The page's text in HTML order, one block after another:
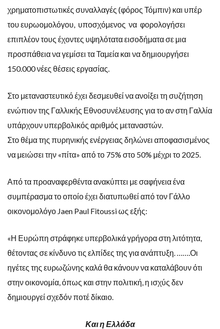
χρηματοπιστωτικές συναλλαγές (φόρος Τόμπιν) και υπέρ
του ευρωομολόγου, υποσχόμενος να φορολογήσει
επιπλέον τους έχοντες υψηλότατα εισοδήματα σε μια
προσπάθεια να γεμίσει τα Ταμεία και να δημιουργήσει
150.000 νέες θέσεις εργασίας.
Στο μεταναστευτικό έχει δεσμευθεί να ανοίξει τη συζήτηση
ενώπιον της Γαλλικής Εθνοσυνέλευσης για το αν στη Γαλλία
υπάρχουν υπερβολικός αριθμός μεταναστών.
Στο θέμα της πυρηνικής ενέργειας δηλώνει αποφασισμένος
να μειώσει την «πίτα» από το 75% στο 50% μέχρι το 2025.
Από τα προαναφερθέντα ανακύπτει με σαφήνεια ένα
συμπέρασμα το οποίο έχει διατυπωθεί από τον Γάλλο
οικονομολόγο Jaen Paul Fitoussi ως εξής:
«Η Ευρώπη στράφηκε υπερβολικά γρήγορα στη λιτότητα,
θέτοντας σε κίνδυνο τις ελπίδες της για ανάπτυξη. …….Οι
ηγέτες της ευρωζώνης καλά θα κάνουν να καταλάβουν ότι
στην οικονομία, όπως και στην πολιτική, η ισχύς δεν
δημιουργεί σχεδόν ποτέ δίκαιο.
Και η Ελλάδα